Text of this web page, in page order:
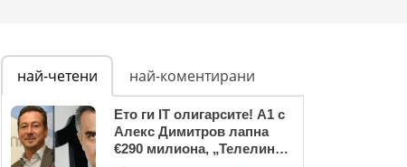
най-четени най-коментирани
Ето ги IT олигарсите! А1 с
Алекс Димитров лапна
€290 милиона, „Телелинк”